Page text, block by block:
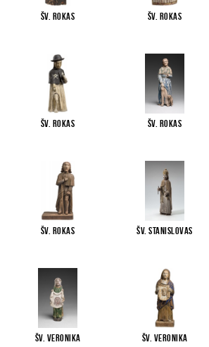
Šv. Rokas Šv. Rokas
Šv. Rokas Šv. Rokas
Šv. Rokas Šv. Stanislovas
Šv. Veronika Šv. Veronika